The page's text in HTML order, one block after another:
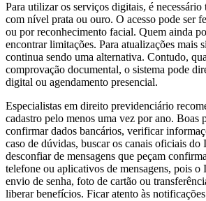
Para utilizar os serviços digitais, é
com nível prata ou ouro. O acesso pode ser
ou por reconhecimento facial. Quem ainda
encontrar limitações. Para atualizações mais
continua sendo uma alternativa. Contudo,
comprovação documental, o sistema pode
digital ou agendamento presencial.
Especialistas em direito previdenciário
cadastro pelo menos uma vez por ano. Boas
confirmar dados bancários, verificar
caso de dúvidas, buscar os canais oficiais
desconfiar de mensagens que peçam
telefone ou aplicativos de mensagens, pois
envio de senha, foto de cartão ou
liberar benefícios. Ficar atento às